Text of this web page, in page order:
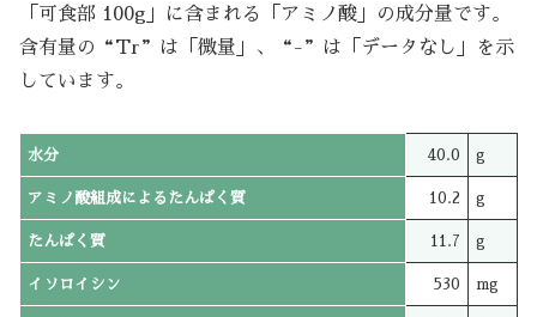
「可食部 100g」に含まれる「アミノ酸」の成分量です。
含有量の“Tr”は「微量」、“-”は「データなし」を示
しています。
水分 40.0 g
アミノ酸組成によるたんぱく質 10.2 g
たんぱく質 11.7 g
イソロイシン 530 mg